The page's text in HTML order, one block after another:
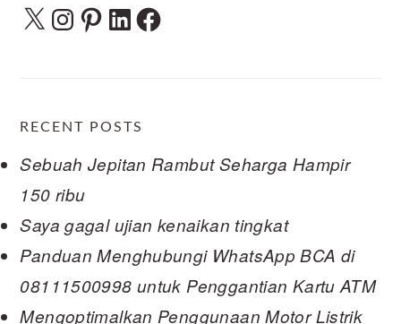
X Instagram
Pinterest
LinkedInFacebook
RECENT POSTS
Sebuah Jepitan Rambut Seharga Hampir
150 ribu
Saya gagal ujian kenaikan tingkat
Panduan Menghubungi WhatsApp BCA di
08111500998 untuk Penggantian Kartu ATM
Mengoptimalkan Penggunaan Motor Listrik